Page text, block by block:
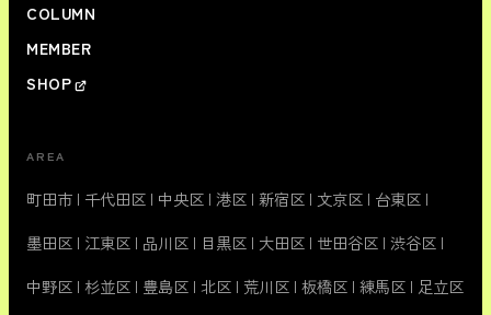
COLUMN
MEMBER
SHOP
AREA
町田市 | 千代田区 | 中央区 | 港区 | 新宿区 | 文京区 | 台東区 |
墨田区 | 江東区 | 品川区 | 目黒区 | 大田区 | 世田谷区 | 渋谷区 |
中野区 | 杉並区 | 豊島区 | 北区 | 荒川区 | 板橋区 | 練馬区 | 足立区